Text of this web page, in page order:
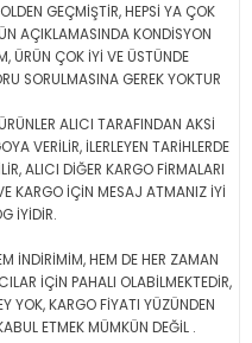
GEÇMİŞTİR, HEPSİ YA ÇOK
AÇIKLAMASINDA KONDİSYON
ÜRÜN ÇOK İYİ VE ÜSTÜNDE
SORULMASINA GEREK YOKTUR
ALICI TARAFINDAN AKSİ
VERİLİR, İLERLEYEN TARİHLERDE
ALICI DİĞER KARGO FİRMALARI
KARGO İÇİN MESAJ ATMANIZ İYİ
İYİDİR.
İNDİRİMİM, HEM DE HER ZAMAN
İÇİN PAHALI OLABİLMEKTEDİR,
YOK, KARGO FİYATI YÜZÜNDEN
ETMEK MÜMKÜN DEĞİL .